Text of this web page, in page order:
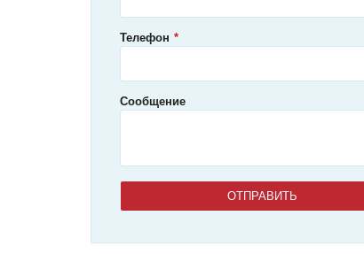
Телефон
Сообщение